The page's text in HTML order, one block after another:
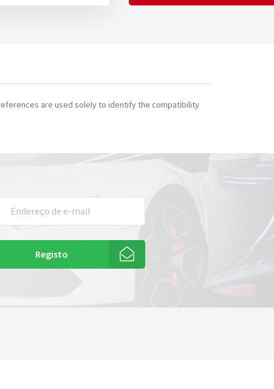
are used solely to identify the compatibility
Registo